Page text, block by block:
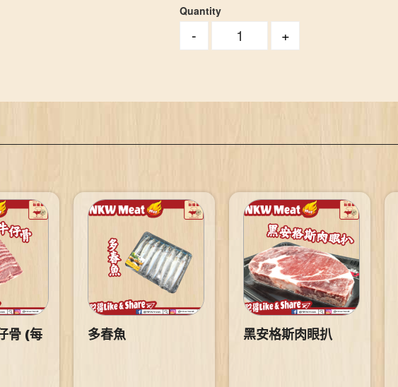
Quantity
- +
骨 (每 多春魚 黑安格斯肉眼扒